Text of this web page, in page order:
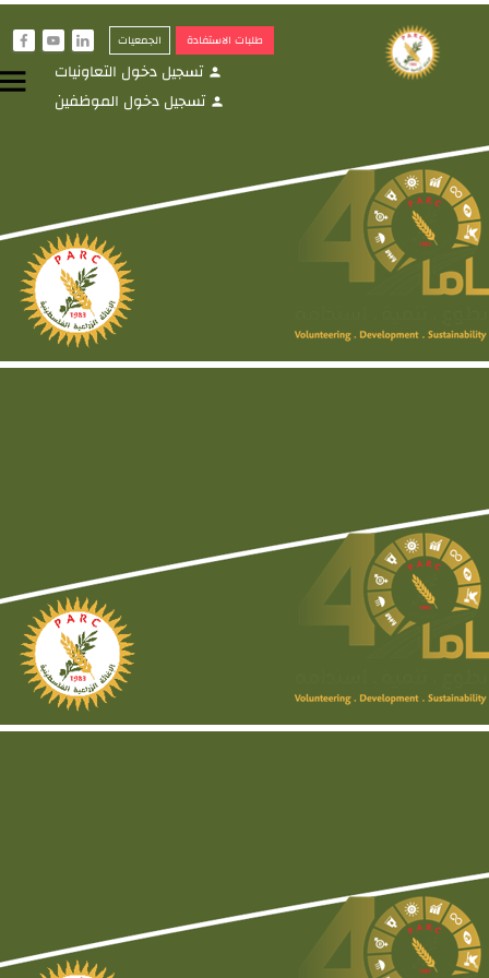
طلبات الاستفادة الجمعيات i
y
f
person تسجيل دخول التعاونيات
person تسجيل دخول الموظفين